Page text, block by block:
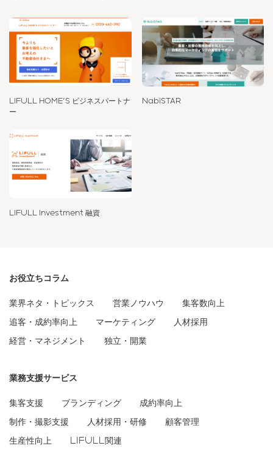
LIFULL HOME'S ビジネスパートナ
ー
NabiSTAR
LIFULL Investment 融資
お役立ちコラム
業界ネタ・トピックス 営業ノウハウ
集客数向上
追客・成約率向上
マーケティング
人材採用
経営・マネジメント
独立・開業
業務支援サービス
集客支援 ブランディング
成約率向上
制作・撮影支援
人材採用・研修
顧客管理
生産性向上
LIFULL関連